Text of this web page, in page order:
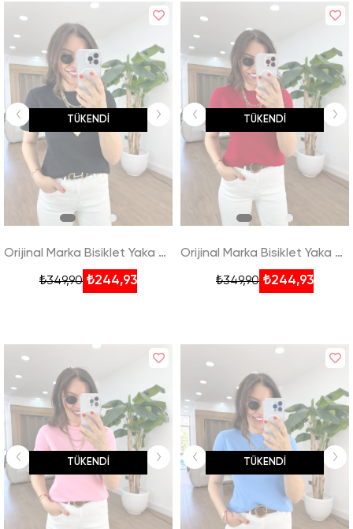
TÜKENDI
Orijinal Marka Bisiklet Yaka Tshirt - Siyah
₺244,93
₺349,90
TÜKENDI
Orijinal Marka Bisiklet Yaka Tshirt - Kırmızı
₺244,93
₺349,90
TÜKENDI TÜKENDI